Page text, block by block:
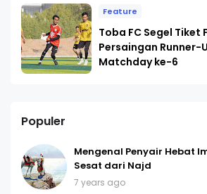
Feature
Toba FC Segel Tiket
Persaingan Runner-
Matchday ke-6
Populer
Mengenal Penyair Hebat
Sesat dari Najd
7 years ago